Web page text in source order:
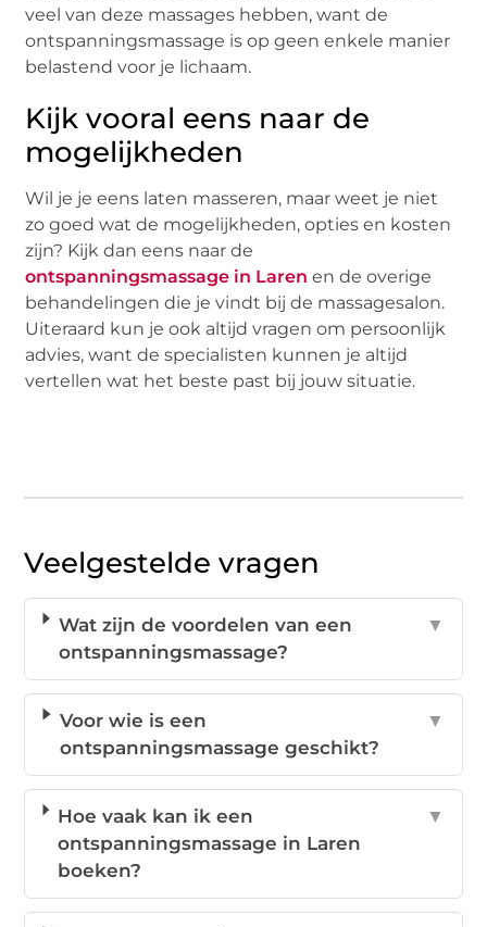
veel van deze massages hebben, want de
ontspanningsmassage is op geen enkele manier
belastend voor je lichaam.
Kijk vooral eens naar de
mogelijkheden
Wil je je eens laten masseren, maar weet je niet
zo goed wat de mogelijkheden, opties en kosten
zijn? Kijk dan eens naar de
ontspanningsmassage in Laren en de overige
behandelingen die je vindt bij de massagesalon.
Uiteraard kun je ook altijd vragen om persoonlijk
advies, want de specialisten kunnen je altijd
vertellen wat het beste past bij jouw situatie.
Veelgestelde vragen
Wat zijn de voordelen van een
ontspanningsmassage?
▼
Voor wie is een
ontspanningsmassage geschikt?
▼
Hoe vaak kan ik een
ontspanningsmassage in Laren
boeken?
▼